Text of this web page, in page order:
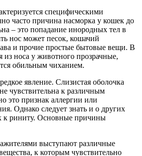
специфическими
часто причина насморка у кошек до
– это попадание инородных тел в
нос может песок, кошачий
и прочие простые бытовые вещи. В
из носа у животного прозрачные,
обильным чиханием.
явление. Слизистая оболочка
чувствительна к различным
это признак аллергии или
Однако следует знать и о других
к риниту. Основные причины
выступают различные
к которым чувствительно